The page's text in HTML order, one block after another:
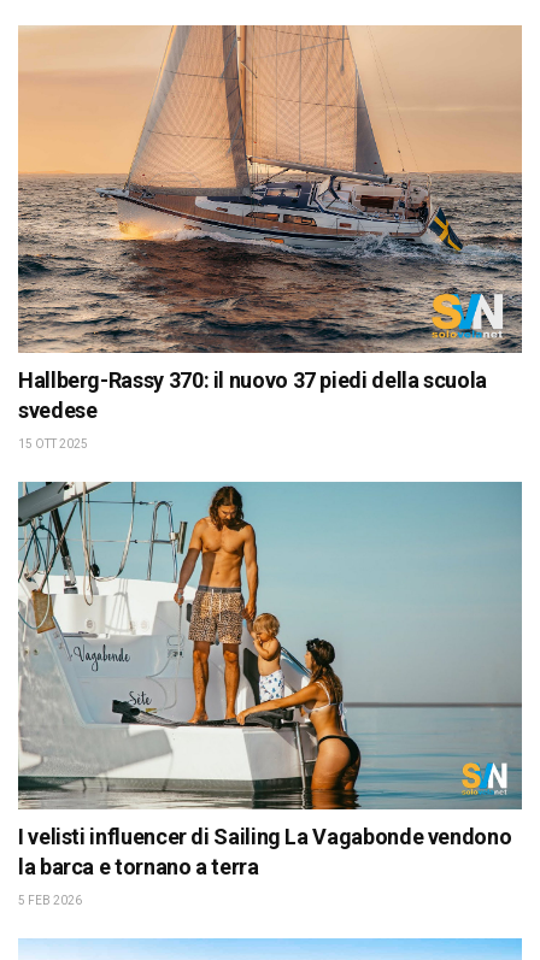
Hallberg-Rassy 370: il nuovo 37 piedi della scuola
svedese
15 OTT 2025
I velisti influencer di Sailing La Vagabonde vendono
la barca e tornano a terra
5 FEB 2026